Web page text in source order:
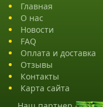
Главная
О нас
Новости
FAQ
Оплата и доставка
Отзывы
Контакты
Карта сайта